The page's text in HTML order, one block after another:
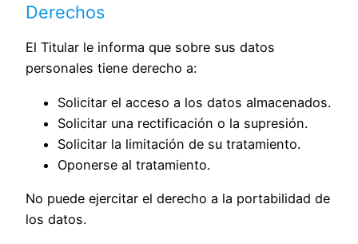
Derechos
El Titular le informa que sobre sus datos
personales tiene derecho a:
Solicitar el acceso a los datos almacenados.
Solicitar una rectificación o la supresión.
Solicitar la limitación de su tratamiento.
Oponerse al tratamiento.
No puede ejercitar el derecho a la portabilidad de
los datos.